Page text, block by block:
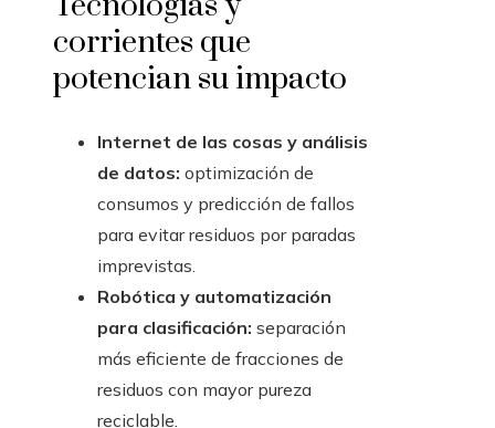
corrientes que
potencian su impacto
Internet de las cosas y análisis
de datos: optimización de
consumos y predicción de fallos
para evitar residuos por paradas
imprevistas.
Robótica y automatización
para clasificación: separación
más eficiente de fracciones de
residuos con mayor pureza
reciclable.